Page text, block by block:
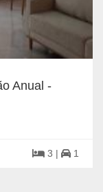
Anual -
3 | 1